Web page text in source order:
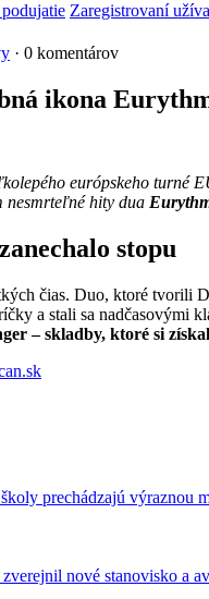
Zaregistrovaní
· 0 komentárov
ikona
európskeho turné
nesmrteľné hity dua
stopu
čias. Duo, ktoré tvorili
a stali sa nadčasovými
– skladby, ktoré si
prechádzajú výraznou
nové stanovisko a